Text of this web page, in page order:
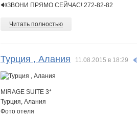
🔊ЗВОНИ ПРЯМО СЕЙЧАС! 272-82-82
Читать полностью
Турция , Алания 11.08.2015 в 18:29
MIRAGE SUITE 3*
Турция, Алания
Фото отеля